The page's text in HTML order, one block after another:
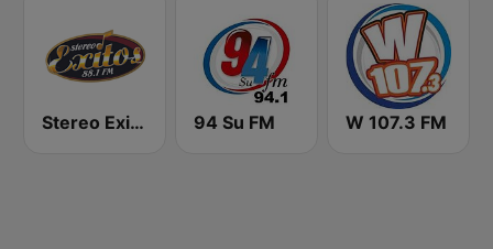
Stereo Exitos 88.1 FM 94 Su FM W 107.3 FM